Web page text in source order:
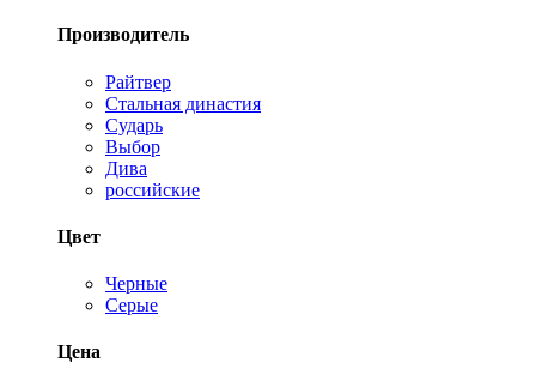
Производитель
Райтвер
Стальная династия
Сударь
Выбор
Дива
российские
Цвет
Черные
Серые
Цена